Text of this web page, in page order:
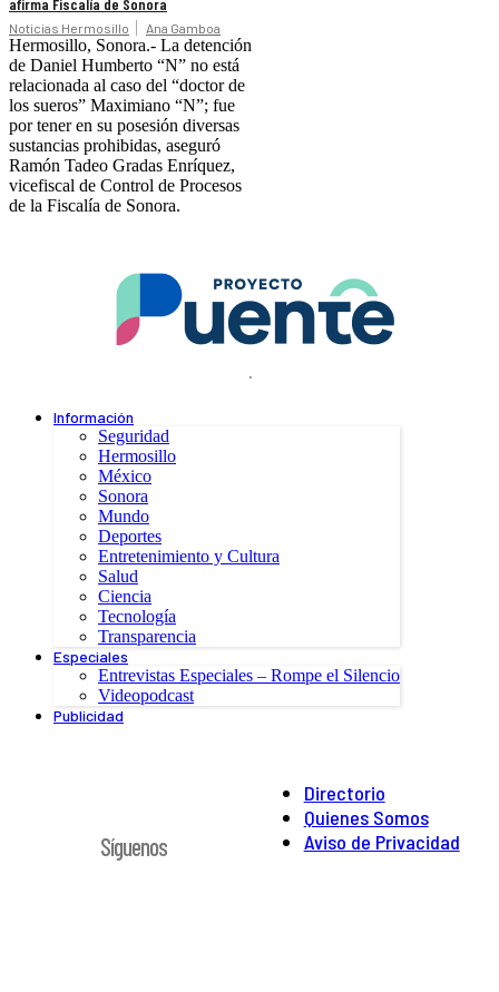
afirma Fiscalía de Sonora
Noticias Hermosillo Ana Gamboa
Hermosillo, Sonora.- La detención
de Daniel Humberto “N” no está
relacionada al caso del “doctor de
los sueros” Maximiano “N”; fue
por tener en su posesión diversas
sustancias prohibidas, aseguró
Ramón Tadeo Gradas Enríquez,
vicefiscal de Control de Procesos
de la Fiscalía de Sonora.
.
Información
Seguridad
Hermosillo
México
Sonora
Mundo
Deportes
Entretenimiento y Cultura
Salud
Ciencia
Tecnología
Transparencia
Especiales
Entrevistas Especiales – Rompe el Silencio
Videopodcast
Publicidad
Directorio
Quienes Somos
Aviso de Privacidad
Síguenos